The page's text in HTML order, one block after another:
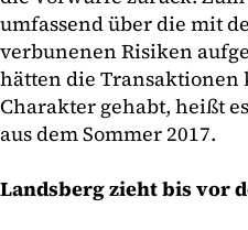
umfassend über die mit
verbunenen Risiken
hätten die
Charakter gehabt, heißt
aus dem Sommer 2017.
Landsberg zieht bis vor